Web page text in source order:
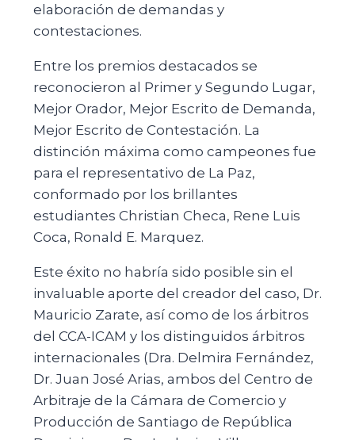
elaboración de demandas y
contestaciones.
Entre los premios destacados se
reconocieron al Primer y Segundo Lugar,
Mejor Orador, Mejor Escrito de Demanda,
Mejor Escrito de Contestación. La
distinción máxima como campeones fue
para el representativo de La Paz,
conformado por los brillantes
estudiantes Christian Checa, Rene Luis
Coca, Ronald E. Marquez.
Este éxito no habría sido posible sin el
invaluable aporte del creador del caso, Dr.
Mauricio Zarate, así como de los árbitros
del CCA-ICAM y los distinguidos árbitros
internacionales (Dra. Delmira Fernández,
Dr. Juan José Arias, ambos del Centro de
Arbitraje de la Cámara de Comercio y
Producción de Santiago de República